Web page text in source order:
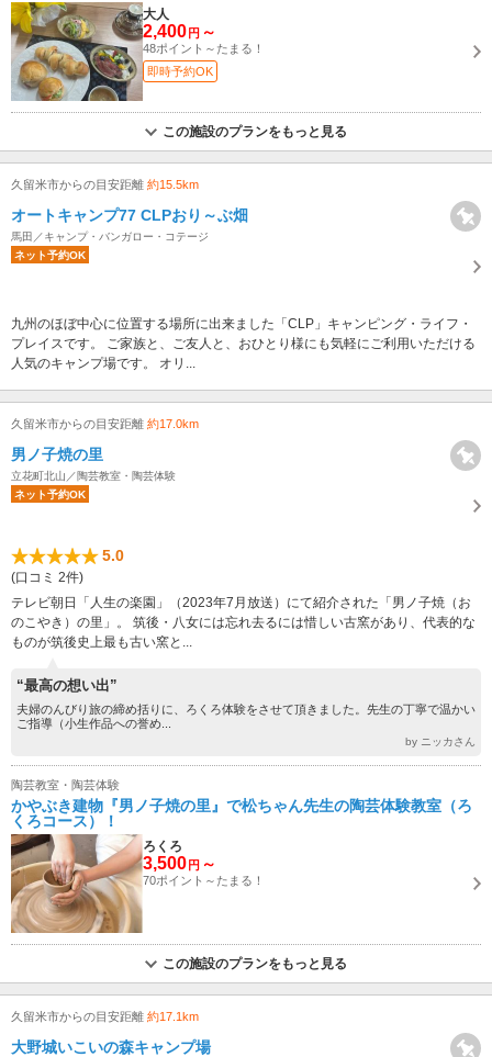
大人
2,400 円 ～
48ポイント～たまる！
即時予約OK
この施設のプランをもっと見る
久留米市からの目安距離 約15.5km
オートキャンプ77 CLPおり～ぶ畑
馬田／キャンプ・バンガロー・コテージ
ネット予約OK
九州のほぼ中心に位置する場所に出来ました「CLP」キャンピング・ライフ・
プレイスです。 ご家族と、ご友人と、おひとり様にも気軽にご利用いただける
人気のキャンプ場です。 オリ...
久留米市からの目安距離 約17.0km
男ノ子焼の里
立花町北山／陶芸教室・陶芸体験
ネット予約OK
5.0
(口コミ 2件)
テレビ朝日「人生の楽園」（2023年7月放送）にて紹介された「男ノ子焼（お
のこやき）の里」。 筑後・八女には忘れ去るには惜しい古窯があり、代表的な
ものが筑後史上最も古い窯と...
“最高の想い出”
夫婦のんびり旅の締め括りに、ろくろ体験をさせて頂きました。先生の丁寧で温かい
ご指導（小生作品への誉め...
by ニッカさん
陶芸教室・陶芸体験
かやぶき建物『男ノ子焼の里』で松ちゃん先生の陶芸体験教室（ろ
くろコース）！
ろくろ
3,500 円 ～
70ポイント～たまる！
この施設のプランをもっと見る
久留米市からの目安距離 約17.1km
大野城いこいの森キャンプ場